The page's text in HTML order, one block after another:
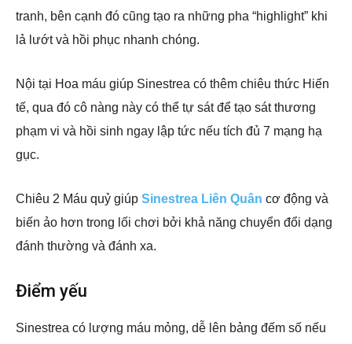
tranh, bên cạnh đó cũng tạo ra những pha “highlight” khi
lả lướt và hồi phục nhanh chóng.
Nội tại Hoa máu giúp Sinestrea có thêm chiêu thức Hiến
tế, qua đó cô nàng này có thể tự sát để tạo sát thương
phạm vi và hồi sinh ngay lập tức nếu tích đủ 7 mạng hạ
gục.
Chiêu 2 Máu quỷ giúp Sinestrea Liên Quân cơ động và
biến ảo hơn trong lối chơi bởi khả năng chuyển đổi dạng
đánh thường và đánh xa.
Điểm yếu
Sinestrea có lượng máu mỏng, dễ lên bảng đếm số nếu